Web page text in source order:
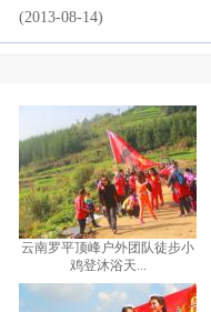
(2013-08-14)
云南罗平顶峰户外团队徒步小
鸡登沐浴天...